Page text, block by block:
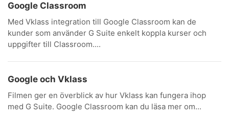
Google Classroom
Med Vklass integration till Google Classroom kan de
kunder som använder G Suite enkelt koppla kurser och
uppgifter till Classroom....
Google och Vklass
Filmen ger en överblick av hur Vklass kan fungera ihop
med G Suite. Google Classroom kan du läsa mer om...